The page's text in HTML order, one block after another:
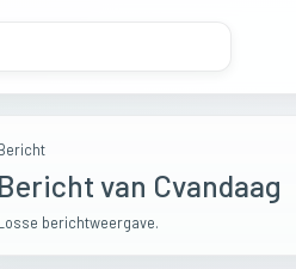
Bericht van Cvandaag
berichtweergave.